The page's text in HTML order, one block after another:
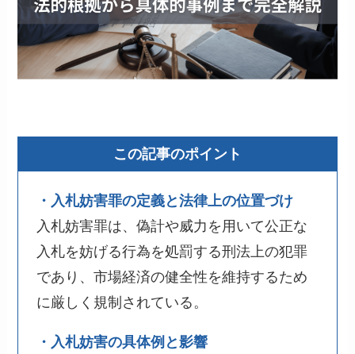
この記事のポイント
・入札妨害罪の定義と法律上の位置づけ
入札妨害罪は、偽計や威力を用いて公正な
入札を妨げる行為を処罰する刑法上の犯罪
であり、市場経済の健全性を維持するため
に厳しく規制されている。
・入札妨害の具体例と影響